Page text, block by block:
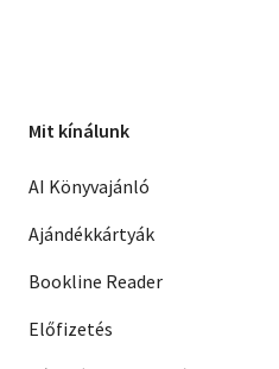
Mit kínálunk
AI Könyvajánló
Ajándékkártyák
Bookline Reader
Előfizetés